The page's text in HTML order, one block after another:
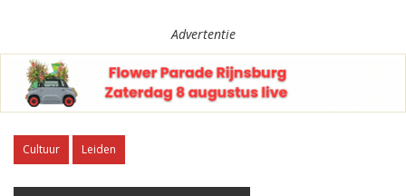
Advertentie
Cultuur Leiden